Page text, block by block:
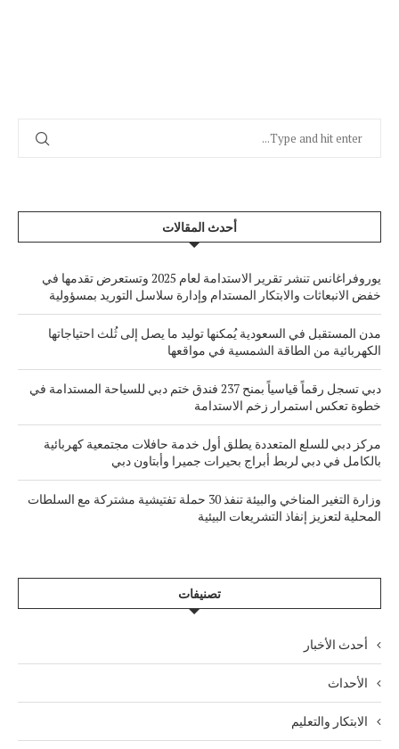
أحدث المقالات
يوروفراغانس تنشر تقرير الاستدامة لعام 2025 وتستعرض تقدمها في
خفض الانبعاثات والابتكار المستدام وإدارة سلاسل التوريد بمسؤولية
مدن المستقبل في السعودية يُمكنها توليد ما يصل إلى ثُلث احتياجاتها
الكهربائية من الطاقة الشمسية في مواقعها
دبي تسجل رقماً قياسياً بمنح 237 فندق ختم دبي للسياحة المستدامة في
خطوة تعكس استمرار زخم الاستدامة
مركز دبي للسلع المتعددة يطلق أول خدمة حافلات مجتمعية كهربائية
بالكامل في دبي لربط أبراج بحيرات جميرا وأبتاون دبي
وزارة التغير المناخي والبيئة تنفذ 30 حملة تفتيشية مشتركة مع السلطات
المحلية لتعزيز إنفاذ التشريعات البيئية
تصنيفات
أحدث الأخبار
الأحداث
الابتكار والتعليم